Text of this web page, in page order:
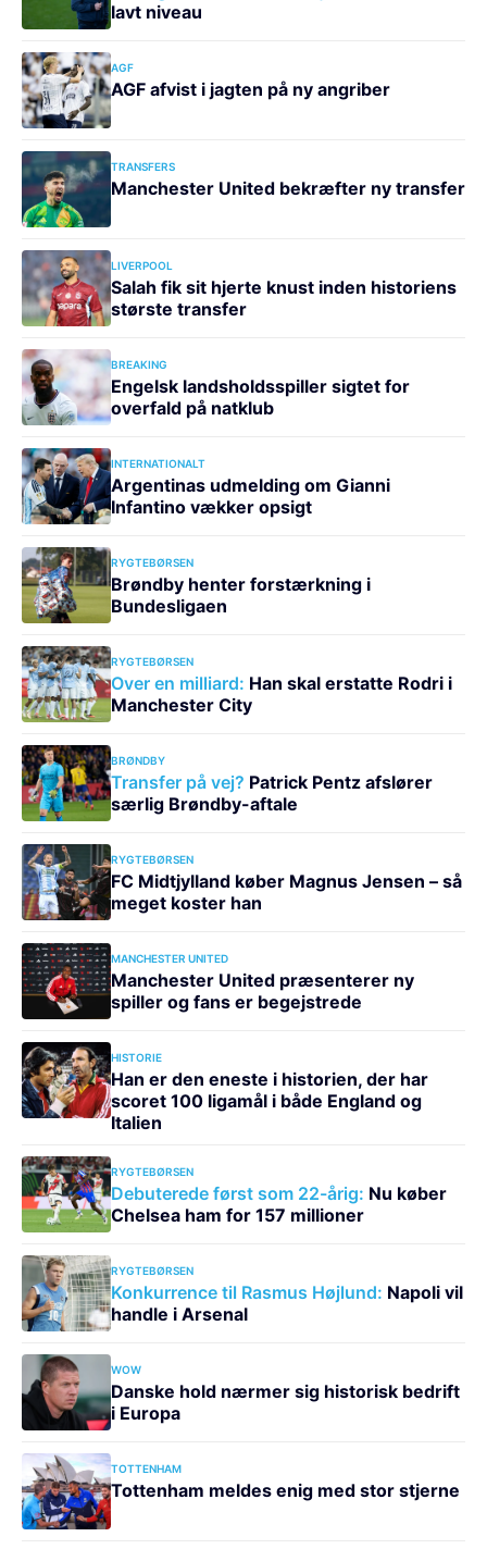
lavt niveau
AGF
AGF afvist i jagten på ny angriber
TRANSFERS
Manchester United bekræfter ny transfer
LIVERPOOL
Salah fik sit hjerte knust inden historiens
største transfer
BREAKING
Engelsk landsholdsspiller sigtet for
overfald på natklub
INTERNATIONALT
Argentinas udmelding om Gianni
Infantino vækker opsigt
RYGTEBØRSEN
Brøndby henter forstærkning i
Bundesligaen
RYGTEBØRSEN
Over en milliard: Han skal erstatte Rodri i
Manchester City
BRØNDBY
Transfer på vej? Patrick Pentz afslører
særlig Brøndby-aftale
RYGTEBØRSEN
FC Midtjylland køber Magnus Jensen – så
meget koster han
MANCHESTER UNITED
Manchester United præsenterer ny
spiller og fans er begejstrede
HISTORIE
Han er den eneste i historien, der har
scoret 100 ligamål i både England og
Italien
RYGTEBØRSEN
Debuterede først som 22-årig: Nu køber
Chelsea ham for 157 millioner
RYGTEBØRSEN
Konkurrence til Rasmus Højlund: Napoli vil
handle i Arsenal
WOW
Danske hold nærmer sig historisk bedrift
i Europa
TOTTENHAM
Tottenham meldes enig med stor stjerne